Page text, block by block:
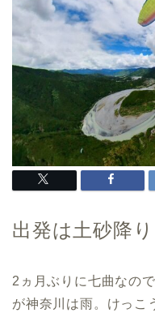
出発は土砂降
2ヵ月ぶりに七曲なの
が神奈川は雨。けっこ